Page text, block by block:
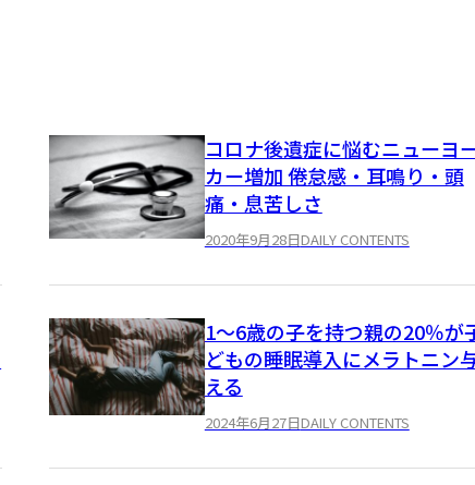
コロナ後遺症に悩むニューヨ
カー増加 倦怠感・耳鳴り・頭
痛・息苦しさ
2020年9月28日DAILY CONTENTS
1～6歳の子を持つ親の20％が
どもの睡眠導入にメラトニン
える
2024年6月27日DAILY CONTENTS